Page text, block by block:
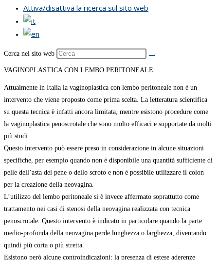
Attiva/disattiva la ricerca sul sito web
Cerca nel sito web
VAGINOPLASTICA CON LEMBO PERITONEALE
Attualmente in Italia la vaginoplastica con lembo peritoneale non è un
intervento che viene proposto come prima scelta. La letteratura scientifica
su questa tecnica è infatti ancora limitata, mentre esistono procedure come
la vaginoplastica penoscrotale che sono molto efficaci e supportate da molti
più studi.
Questo intervento può essere preso in considerazione in alcune situazioni
specifiche, per esempio quando non è disponibile una quantità sufficiente di
pelle dell’asta del pene o dello scroto e non è possibile utilizzare il colon
per la creazione della neovagina.
L’utilizzo del lembo peritoneale si è invece affermato soprattutto come
trattamento nei casi di stenosi della neovagina realizzata con tecnica
penoscrotale. Questo intervento è indicato in particolare quando la parte
medio-profonda della neovagina perde lunghezza o larghezza, diventando
quindi più corta o più stretta.
Esistono però alcune controindicazioni: la presenza di estese aderenze